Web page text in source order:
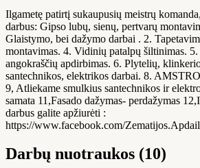
Ilgametę patirtį sukaupusių meistrų
darbus: Gipso lubų, sienų, pertvarų
Glaistymo, bei dažymo darbai . 2.
montavimas. 4. Vidinių patalpų šiltinimas.
angokraščių apdirbimas. 6. Plytelių,
santechnikos, elektrikos darbai. 8.
9, Atliekame smulkius santechnikos ir
samata 11,Fasado dažymas- perdažymas
darbus galite apžiurėti :
https://www.facebook.com/
Darbų nuotraukos (10)